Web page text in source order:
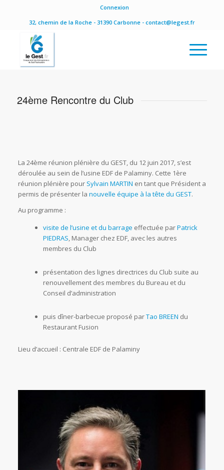
Connexion
32, chemin de la Roche - 31390 Carbonne - contact@legest.fr
24ème Rencontre du Club
La 24ème réunion plénière du GEST, du 12 juin 2017, s’est
déroulée au sein de l’usine EDF de Palaminy. Cette 1ère
réunion plénière pour Sylvain MARTIN en tant que Président a
permis de présenter la nouvelle équipe à la tête du GEST.
Au programme :
visite de l’usine et du barrage effectuée parPatrick
PIEDRAS, Manager chez EDF, avec les autres
membres du Club
présentation des lignes directrices du Club suite au
renouvellement des membres du Bureau et du
Conseil d’administration
puis dîner-barbecue proposé parTao BREEN du
Restaurant Fusion
Lieu d’accueil : Centrale EDF de Palaminy